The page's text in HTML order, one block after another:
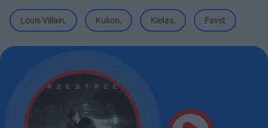
Louis Villain, Kukon, Kiełas, Favst